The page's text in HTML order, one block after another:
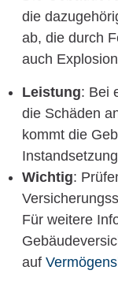
die
ab, die durch
auch
Leistung: Bei
die Schäden
kommt die
Wichtig:
Für weitere
auf